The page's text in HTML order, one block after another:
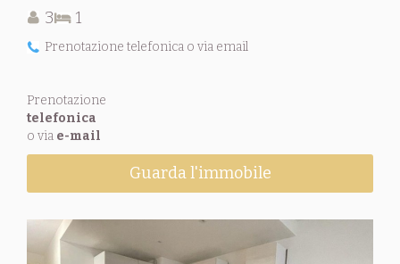
3 1
Prenotazione telefonica o via email
Prenotazione
telefonica
o via e-mail
Guarda l'immobile